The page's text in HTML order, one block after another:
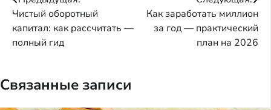
по
записям
Чистый оборотный
капитал: как рассчитать —
полный гид
Как заработать миллион
за год — практический
план на 2026
Связанные записи